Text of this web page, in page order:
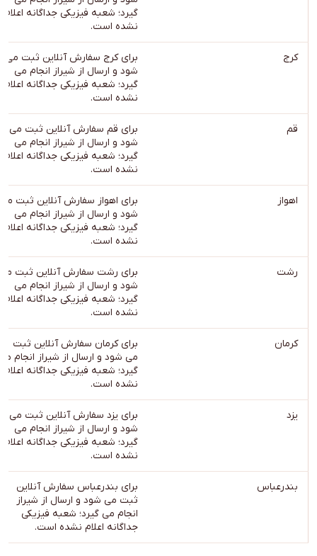
گیرد؛ شعبه فیزیکی جداگانه اعلام
نشده است.
کرج
برای کرج سفارش آنلاین ثبت می
شود و ارسال از شیراز انجام می
گیرد؛ شعبه فیزیکی جداگانه اعلام
نشده است.
قم
برای قم سفارش آنلاین ثبت می
شود و ارسال از شیراز انجام می
گیرد؛ شعبه فیزیکی جداگانه اعلام
نشده است.
اهواز
برای اهواز سفارش آنلاین ثبت می
شود و ارسال از شیراز انجام می
گیرد؛ شعبه فیزیکی جداگانه اعلام
نشده است.
رشت
برای رشت سفارش آنلاین ثبت می
شود و ارسال از شیراز انجام می
گیرد؛ شعبه فیزیکی جداگانه اعلام
نشده است.
کرمان
برای کرمان سفارش آنلاین ثبت
می شود و ارسال از شیراز انجام
گیرد؛ شعبه فیزیکی جداگانه اعلام
نشده است.
یزد
برای یزد سفارش آنلاین ثبت می
شود و ارسال از شیراز انجام می
گیرد؛ شعبه فیزیکی جداگانه اعلام
نشده است.
بندرعباس
برای بندرعباس سفارش آنلاین
ثبت می شود و ارسال از شیراز
انجام می گیرد؛ شعبه فیزیکی
جداگانه اعلام نشده است.